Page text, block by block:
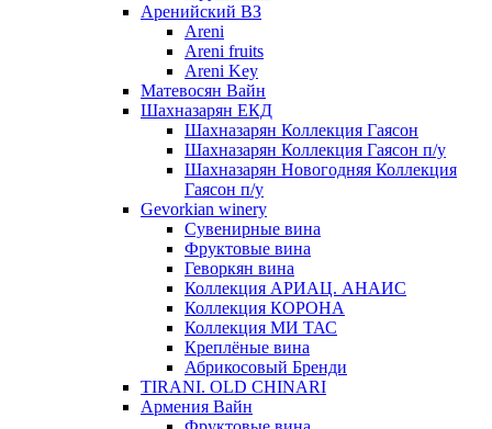
Аренийский ВЗ
Areni
Areni fruits
Areni Key
Матевосян Вайн
Шахназарян ЕКД
Шахназарян Коллекция Гаясон
Шахназарян Коллекция Гаясон п/у
Шахназарян Новогодняя Коллекция
Гаясон п/у
Gevorkian winery
Сувенирные вина
Фруктовые вина
Геворкян вина
Коллекция АРИАЦ. АНАИС
Коллекция КОРОНА
Коллекция МИ ТАС
Креплёные вина
Абрикосовый Бренди
TIRANI. OLD CHINARI
Армения Вайн